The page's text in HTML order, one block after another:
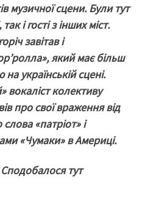
музичної сцени. Були тут
і гості з інших міст.
завітав і
який має більш
на українській сцені.
вокаліст колективу
про свої враження від
«патріот» і
«Чумаки» в Америці.
тут